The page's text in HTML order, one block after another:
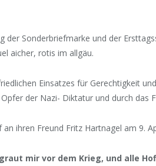
der Sonderbriefmarke und der
aicher, rotis im allgäu.
Einsatzes für Gerechtigkeit
der Nazi- Diktatur und durch das
an ihren Freund Fritz Hartnagel am 9.
mir vor dem Krieg, und alle